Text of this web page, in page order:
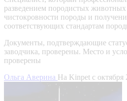
разведением породистых
чистокровности породы и
соответствующих стандартам
Документы, подтверждающие
заводчика, проверены. Место и
проверены
Ольга Аверина На Kinpet c октября